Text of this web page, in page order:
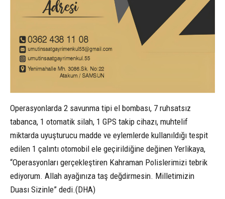
Operasyonlarda 2 savunma tipi el bombası, 7 ruhsatsız
tabanca, 1 otomatik silah, 1 GPS takip cihazı, muhtelif
miktarda uyuşturucu madde ve eylemlerde kullanıldığı tespit
edilen 1 çalıntı otomobil ele geçirildiğine değinen Yerlikaya,
“Operasyonları gerçekleştiren Kahraman Polislerimizi tebrik
ediyorum. Allah ayağınıza taş değdirmesin. Milletimizin
Duası Sizinle” dedi.(DHA)